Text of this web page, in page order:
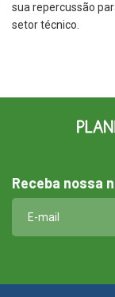
sua repercussão
setor técnico.
Receba nossa